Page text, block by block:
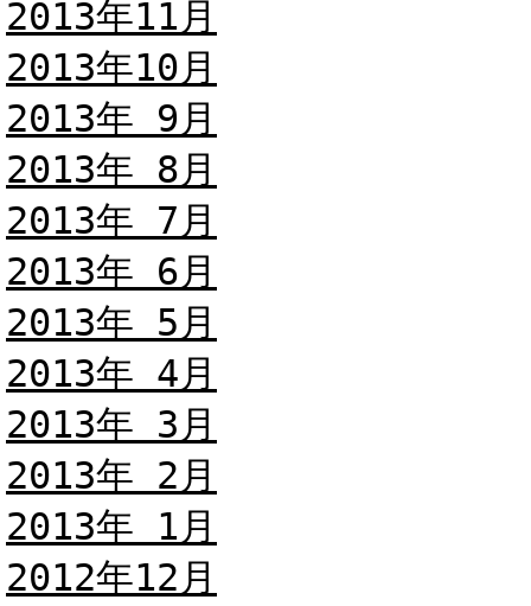
2013年11月
2013年10月
2013年 9月
2013年 8月
2013年 7月
2013年 6月
2013年 5月
2013年 4月
2013年 3月
2013年 2月
2013年 1月
2012年12月